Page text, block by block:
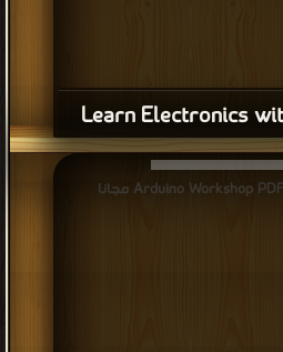
Learn Electronics